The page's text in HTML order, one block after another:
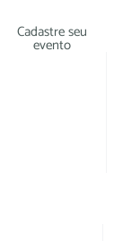
Cadastre seu
evento